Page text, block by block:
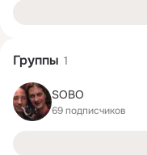
Группы 1
SOBO
69 подписчиков